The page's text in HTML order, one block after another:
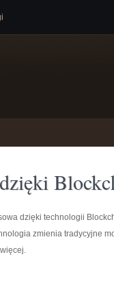
dzięki technologii
zmienia tradycyjne